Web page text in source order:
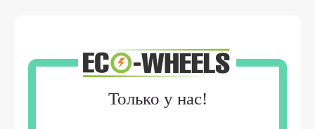
Только у нас!